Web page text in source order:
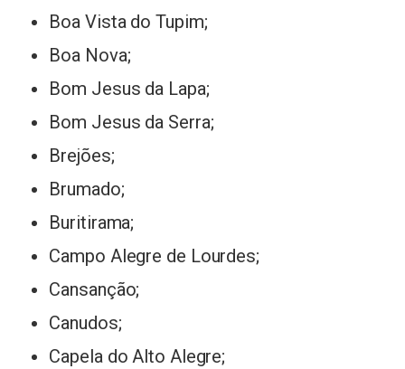
Boa Vista do Tupim;
Boa Nova;
Bom Jesus da Lapa;
Bom Jesus da Serra;
Brejões;
Brumado;
Buritirama;
Campo Alegre de Lourdes;
Cansanção;
Canudos;
Capela do Alto Alegre;